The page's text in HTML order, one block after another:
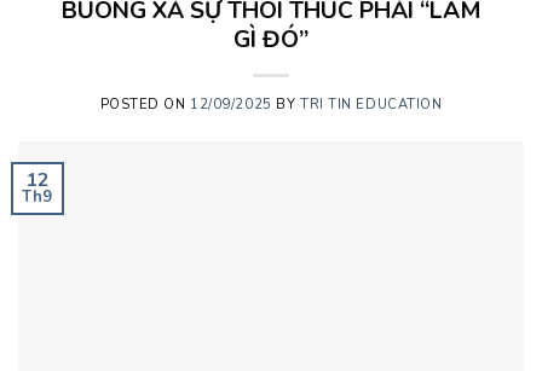
BUÔNG XẢ SỰ THÔI THÚC PHẢI “LÀM
GÌ ĐÓ”
POSTED ON 12/09/2025 BY TRI TIN EDUCATION
12
Th9